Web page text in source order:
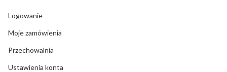
Logowanie
Moje zamówienia
Przechowalnia
Ustawienia konta